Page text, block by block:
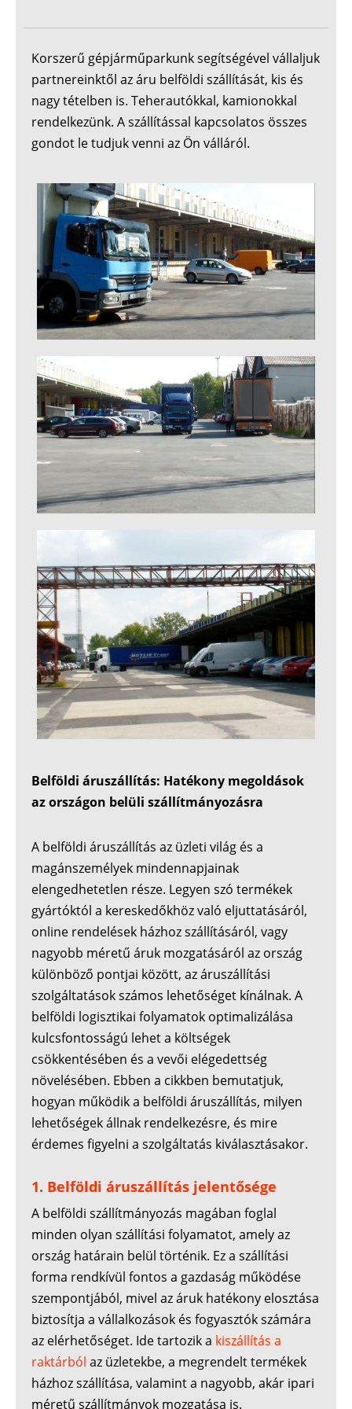
Korszerű gépjárműparkunk segítségével vállaljuk
partnereinktől az áru belföldi szállítását, kis és
nagy tételben is. Teherautókkal, kamionokkal
rendelkezünk. A szállítással kapcsolatos összes
gondot le tudjuk venni az Ön válláról.
Belföldi áruszállítás: Hatékony megoldások
az országon belüli szállítmányozásra
A belföldi áruszállítás az üzleti világ és a
magánszemélyek mindennapjainak
elengedhetetlen része. Legyen szó termékek
gyártóktól a kereskedőkhöz való eljuttatásáról,
online rendelések házhoz szállításáról, vagy
nagyobb méretű áruk mozgatásáról az ország
különböző pontjai között, az áruszállítási
szolgáltatások számos lehetőséget kínálnak. A
belföldi logisztikai folyamatok optimalizálása
kulcsfontosságú lehet a költségek
csökkentésében és a vevői elégedettség
növelésében. Ebben a cikkben bemutatjuk,
hogyan működik a belföldi áruszállítás, milyen
lehetőségek állnak rendelkezésre, és mire
érdemes figyelni a szolgáltatás kiválasztásakor.
1. Belföldi áruszállítás jelentősége
A belföldi szállítmányozás magában foglal
minden olyan szállítási folyamatot, amely az
ország határain belül történik. Ez a szállítási
forma rendkívül fontos a gazdaság működése
szempontjából, mivel az áruk hatékony elosztása
biztosítja a vállalkozások és fogyasztók számára
az elérhetőséget. Ide tartozik a kiszállítás a
raktárból az üzletekbe, a megrendelt termékek
házhoz szállítása, valamint a nagyobb, akár ipari
méretű szállítmányok mozgatása is.